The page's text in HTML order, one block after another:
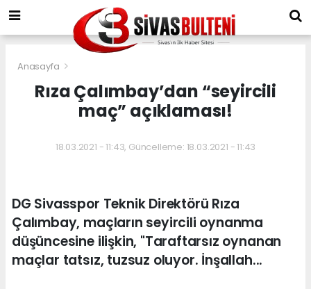
Anasayfa
Rıza Çalımbay’dan “seyircili
maç” açıklaması!
18.03.2021 - 11:43, Güncelleme: 18.03.2021 - 11:43
DG Sivasspor Teknik Direktörü Rıza
Çalımbay, maçların seyircili oynanma
düşüncesine ilişkin, "Taraftarsız oynanan
maçlar tatsız, tuzsuz oluyor. İnşallah...